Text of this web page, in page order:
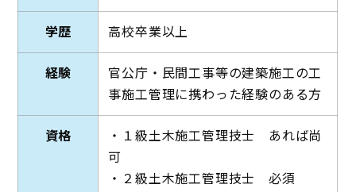
学歴 高校卒業以上
経験
官公庁・民間工事等の建築施工の工
事施工管理に携わった経験のある方
資格
・１級土木施工管理技士 あれば尚
可
・２級土木施工管理技士 必須